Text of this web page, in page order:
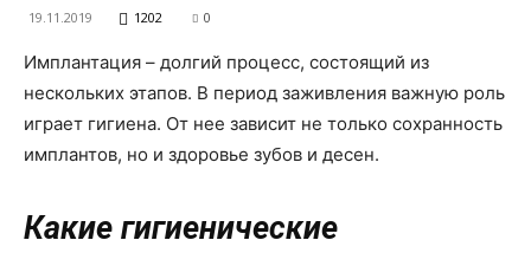
все
19.11.2019 1202 0
Имплантация – долгий процесс, состоящий из
нескольких этапов. В период заживления важную роль
играет гигиена. От нее зависит не только сохранность
имплантов, но и здоровье зубов и десен.
Какие гигиенические